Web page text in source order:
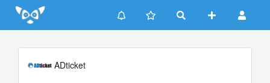
Update cookies preferences
ADticket